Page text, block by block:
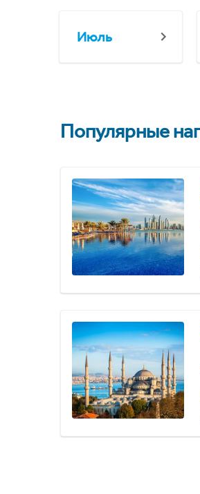
Июль
Популярные